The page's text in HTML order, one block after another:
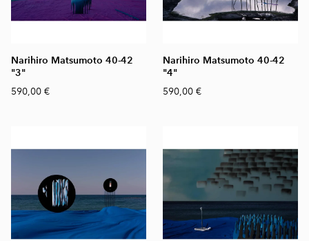
Narihiro Matsumoto 40-42
"3"
590,00 €
Narihiro Matsumoto 40-42
"4"
590,00 €